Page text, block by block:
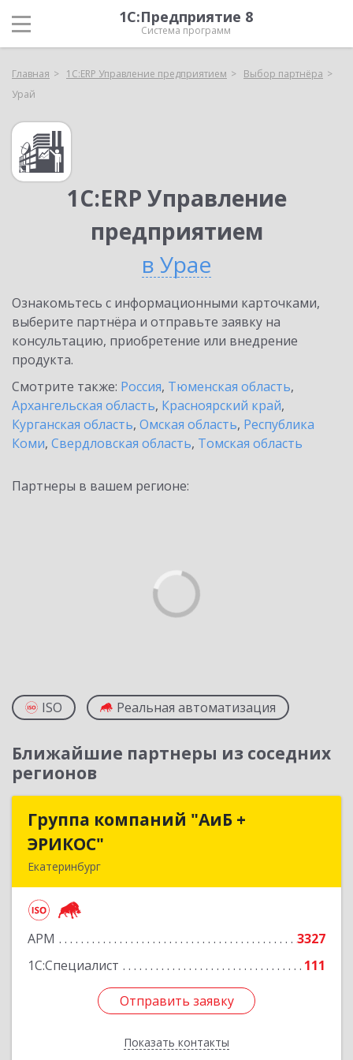
1С:Предприятие 8
Система программ
Главная 1С:ERP Управление предприятием
Выбор партнёра
Урай
1С:ERP Управление
предприятием
в Урае
Ознакомьтесь с информационными карточками,
выберите партнёра и отправьте заявку на
консультацию, приобретение или внедрение
продукта.
Смотрите также: Россия, Тюменская область,
Архангельская область, Красноярский край,
Курганская область, Омская область, Республика
Коми, Свердловская область, Томская область
Партнеры в вашем регионе:
ISO Реальная автоматизация
Ближайшие партнеры из соседних
регионов
Группа компаний "АиБ +
ЭРИКОС"
Екатеринбург
АРМ
3327
1С:Специалист
111
Отправить заявку
Показать контакты
Группа компаний "АиБ +
Подробнее
Отправить заявку
Назад